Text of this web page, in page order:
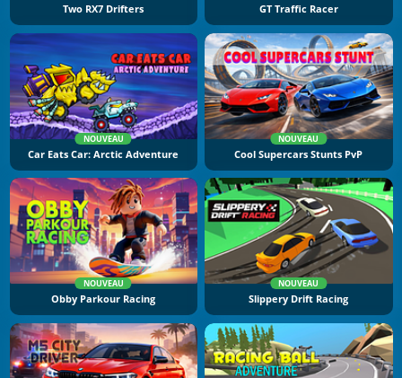
Two RX7 Drifters GT Traffic Racer
NOUVEAU
Car Eats Car: Arctic Adventure
NOUVEAU
Cool Supercars Stunts PvP
NOUVEAU
Obby Parkour Racing
NOUVEAU
Slippery Drift Racing